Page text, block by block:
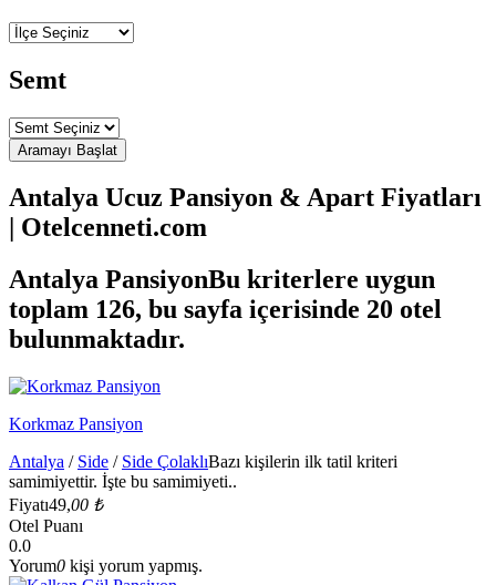
Semt
Antalya Ucuz Pansiyon & Apart Fiyatları
| Otelcenneti.com
Antalya PansiyonBu kriterlere uygun
toplam 126, bu sayfa içerisinde 20 otel
bulunmaktadır.
Korkmaz Pansiyon
Antalya / Side / Side ÇolaklıBazı kişilerin ilk tatil kriteri
samimiyettir. İşte bu samimiyeti..
Fiyatı49,00 ₺
Otel Puanı
0.0
Yorum0 kişi yorum yapmış.